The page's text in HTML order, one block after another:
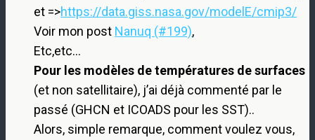
et =>https://data.giss.nasa.gov/modelE/cmip3/
Voir mon post Nanuq (#199),
Etc,etc…
Pour les modèles de températures de surfaces
(et non satellitaire), j’ai déjà commenté par le
passé (GHCN et ICOADS pour les SST)..
Alors, simple remarque, comment voulez vous,